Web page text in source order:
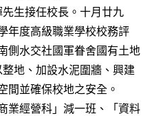
生接任校長。十月廿九
年度高級職業學校校務評
側水交社國軍眷舍國有土地
地、加設水泥圍牆、興建
間並確保校地之安全。
經營科」減一班、「資料